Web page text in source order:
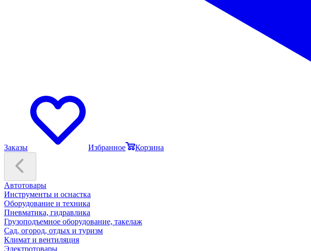
Заказы Избранное Корзина
Автотовары
Инструменты и оснастка
Оборудование и техника
Пневматика, гидравлика
Грузоподъемное оборудование, такелаж
Сад, огород, отдых и туризм
Климат и вентиляция
Электротовары